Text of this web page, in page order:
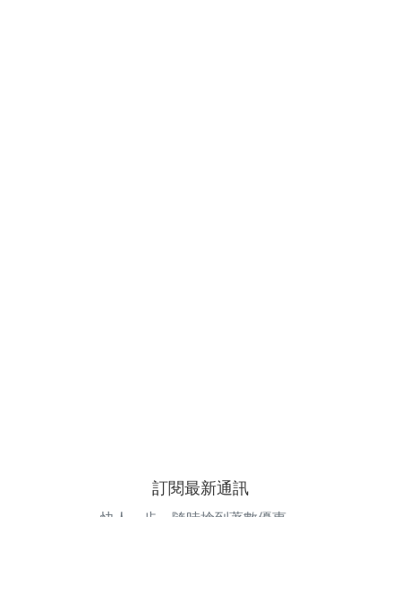
訂閱最新通訊
快人一步，隨時搶到著數優惠。